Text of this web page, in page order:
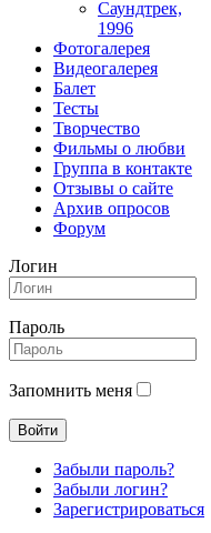
Саундтрек,
1996
Фотогалерея
Видеогалерея
Балет
Тесты
Творчество
Фильмы о любви
Группа в контакте
Отзывы о сайте
Архив опросов
Форум
Логин
Пароль
Запомнить меня
Забыли пароль?
Забыли логин?
Зарегистрироваться